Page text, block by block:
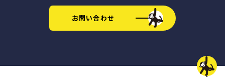
お問い合わせ